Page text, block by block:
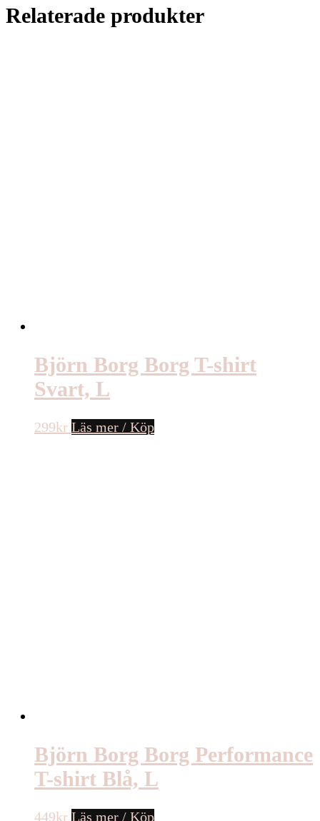
Relaterade produkter
Björn Borg Borg T-shirt
Svart, L
299kr Läs mer / Köp
Björn Borg Borg Performance
T-shirt Blå, L
449kr Läs mer / Köp